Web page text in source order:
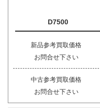
D7500
新品参考買取価格
お問合せ下さい
中古参考買取価格
お問合せ下さい